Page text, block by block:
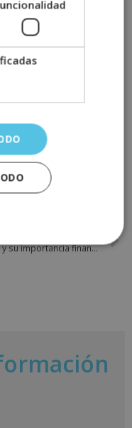
asistencia en la
un buen servicio al
al cliente y
opiniones que tenga
puedan ser posibles
La TAE y su importancia financiera